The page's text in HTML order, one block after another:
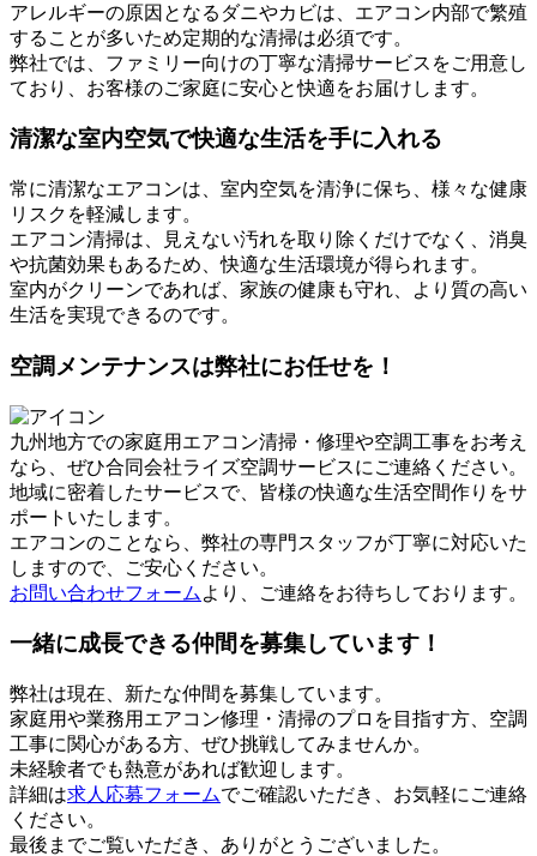
アレルギーの原因となるダニやカビは、エアコン内部で繁殖
することが多いため定期的な清掃は必須です。
弊社では、ファミリー向けの丁寧な清掃サービスをご用意し
ており、お客様のご家庭に安心と快適をお届けします。
清潔な室内空気で快適な生活を手に入れる
常に清潔なエアコンは、室内空気を清浄に保ち、様々な健康
リスクを軽減します。
エアコン清掃は、見えない汚れを取り除くだけでなく、消臭
や抗菌効果もあるため、快適な生活環境が得られます。
室内がクリーンであれば、家族の健康も守れ、より質の高い
生活を実現できるのです。
空調メンテナンスは弊社にお任せを！
九州地方での家庭用エアコン清掃・修理や空調工事をお考え
なら、ぜひ合同会社ライズ空調サービスにご連絡ください。
地域に密着したサービスで、皆様の快適な生活空間作りをサ
ポートいたします。
エアコンのことなら、弊社の専門スタッフが丁寧に対応いた
しますので、ご安心ください。
お問い合わせフォーム より、ご連絡をお待ちしております。
一緒に成長できる仲間を募集しています！
弊社は現在、新たな仲間を募集しています。
家庭用や業務用エアコン修理・清掃のプロを目指す方、空調
工事に関心がある方、ぜひ挑戦してみませんか。
未経験者でも熱意があれば歓迎します。
詳細は求人応募フォームでご確認いただき、お気軽にご連絡
ください。
最後までご覧いただき、ありがとうございました。